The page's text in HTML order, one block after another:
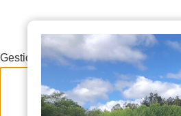
Gestionar el consentimiento de las